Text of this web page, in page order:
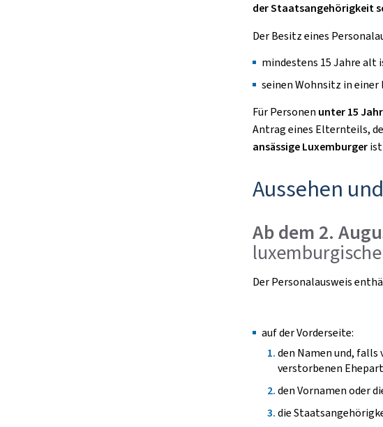
der Staatsangehörigkeit
Der Besitz eines
mindestens 15 Jahre alt
seinen Wohnsitz in einer
Für Personen unter 15
Antrag eines Elternteils,
ansässige Luxemburger
Aussehen
Ab dem 2.
Der Personalausweis
auf der Vorderseite:
den Namen und, falls
verstorbenen
den Vornamen oder
die